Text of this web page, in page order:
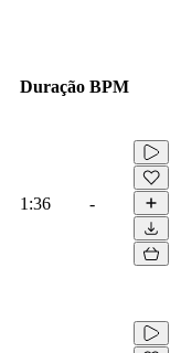
Duração BPM
1:36 -